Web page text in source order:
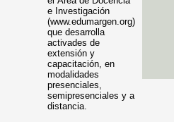
e Investigación
(www.edumargen.org)
que desarrolla
activades de
extensión y
capacitación, en
modalidades
presenciales,
semipresenciales y a
distancia.